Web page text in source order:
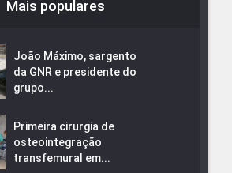
Mais populares
João Máximo, sargento
da GNR e presidente do
grupo...
Primeira cirurgia de
osteointegração
transfemural em...